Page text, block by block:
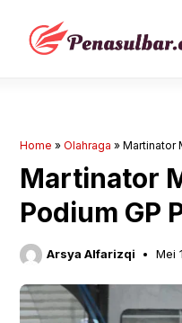
Home » Olahraga » Martinator
Martinator
Podium GP
Arsya Alfarizqi Mei